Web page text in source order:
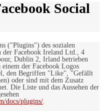
Social
("Plugins") des sozialen
der Facebook Ireland Ltd., 4
Dublin 2, Irland betrieben
der Facebook Logos
den Begriffen "Like", "Gefällt
oder sind mit dem Zusatz
Die Liste und das Aussehen der
docs/plugins/.